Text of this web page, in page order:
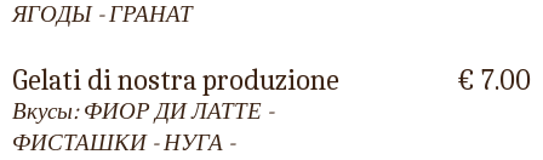
ЯГОДЫ - ГРАНАТ
Gelati di nostra produzione
Вкусы: ФИОР ДИ ЛАТТЕ -
ФИСТАШКИ - НУГА -
€ 7.00